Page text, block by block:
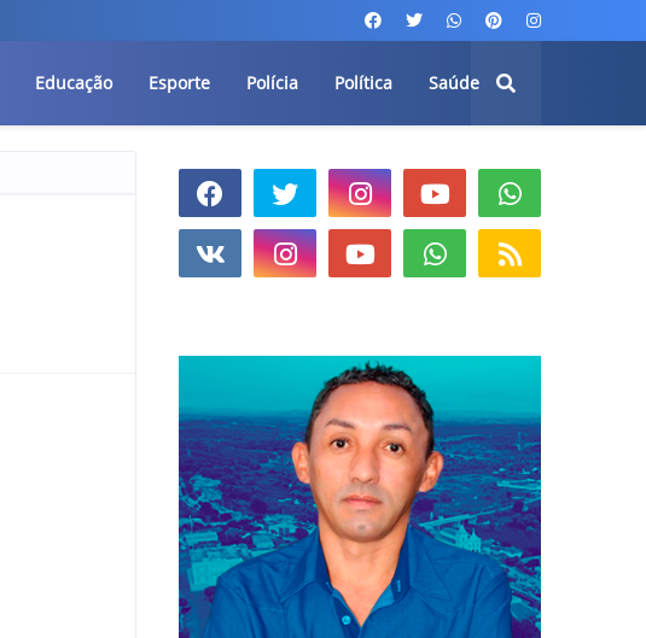
Educação Esporte Polícia Política Saúde